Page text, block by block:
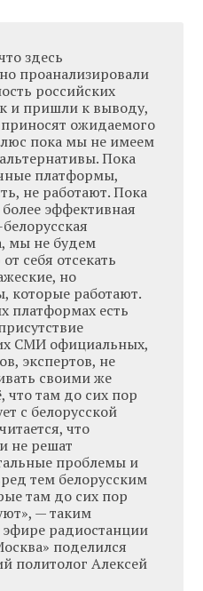
здесь
проанализировали
российских
и пришли к выводу,
ожидаемого
пока мы не имеем
Пока
платформы,
не работают. Пока
более эффективная
мы не будем
себя отсекать
но
которые работают.
платформах есть
СМИ официальных,
экспертов, не
своими же
что там до сих пор
с белорусской
что
не решат
проблемы и
тем белорусским
там до сих пор
— таким
радиостанции
поделился
политолог Алексей